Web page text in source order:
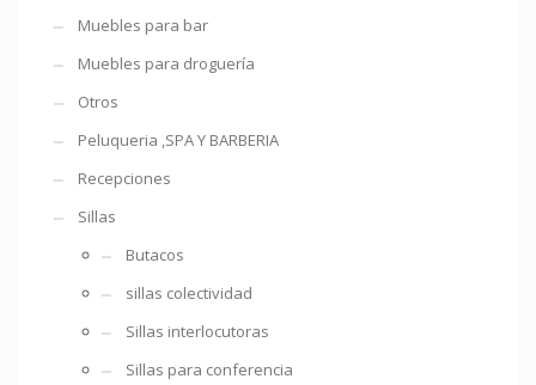
Muebles para bar
Muebles para droguería
Otros
Peluqueria ,SPA Y BARBERIA
Recepciones
Sillas
Butacos
sillas colectividad
Sillas interlocutoras
Sillas para conferencia